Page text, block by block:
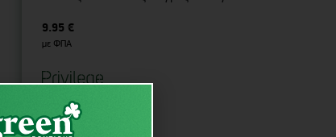
9.95€
με ΦΠΑ
από€9.95